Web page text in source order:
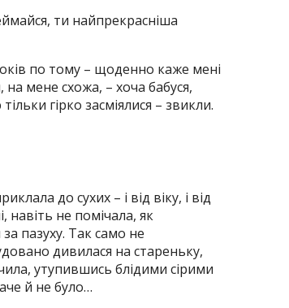
ти найпрекрасніша
по тому – щоденно каже мені
на мене схожа, – хоча бабуся,
гірко засміялися – звикли.
до сухих – і від віку, і від
навіть не помічала, як
пазуху. Так само не
дивилася на стареньку,
утупившись блідими сірими
й не було…